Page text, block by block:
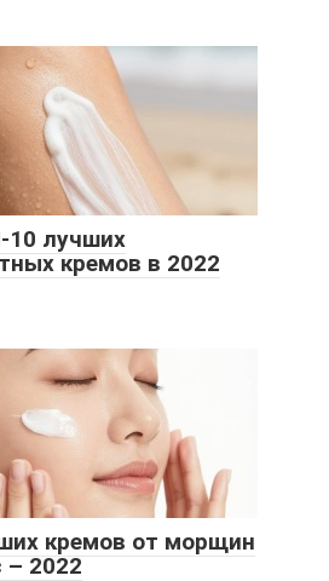
10 лучших
кремов в 2022
кремов от морщин
– 2022